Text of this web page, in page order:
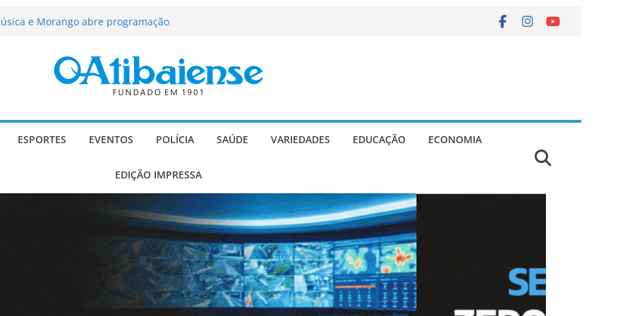
segurança, limpeza dos
com projeto socioesportivo
ESPORTES EVENTOS POLÍCIA SAÚDE VARIEDADES EDUCAÇÃO ECONOMIA
EDIÇÃO IMPRESSA